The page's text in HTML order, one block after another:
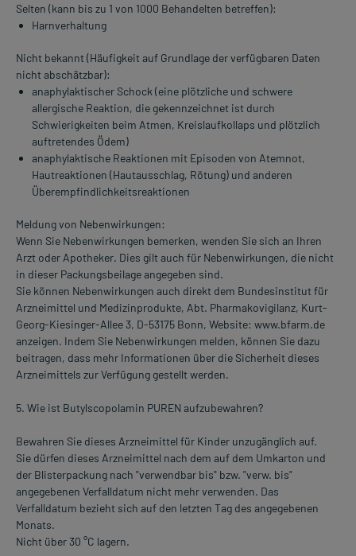
Selten (kann bis zu 1 von 1000 Behandelten betreffen):
Harnverhaltung
Nicht bekannt (Häufigkeit auf Grundlage der verfügbaren Daten
nicht abschätzbar):
anaphylaktischer Schock (eine plötzliche und schwere
allergische Reaktion, die gekennzeichnet ist durch
Schwierigkeiten beim Atmen, Kreislaufkollaps und plötzlich
auftretendes Ödem)
anaphylaktische Reaktionen mit Episoden von Atemnot,
Hautreaktionen (Hautausschlag, Rötung) und anderen
Überempfindlichkeitsreaktionen
Meldung von Nebenwirkungen:
Wenn Sie Nebenwirkungen bemerken, wenden Sie sich an Ihren
Arzt oder Apotheker. Dies gilt auch für Nebenwirkungen, die nicht
in dieser Packungsbeilage angegeben sind.
Sie können Nebenwirkungen auch direkt dem Bundesinstitut für
Arzneimittel und Medizinprodukte, Abt. Pharmakovigilanz, Kurt-
Georg-Kiesinger-Allee 3, D-53175 Bonn, Website: www.bfarm.de
anzeigen. Indem Sie Nebenwirkungen melden, können Sie dazu
beitragen, dass mehr Informationen über die Sicherheit dieses
Arzneimittels zur Verfügung gestellt werden.
5. Wie ist Butylscopolamin PUREN aufzubewahren?
Bewahren Sie dieses Arzneimittel für Kinder unzugänglich auf.
Sie dürfen dieses Arzneimittel nach dem auf dem Umkarton und
der Blisterpackung nach "verwendbar bis" bzw. "verw. bis"
angegebenen Verfalldatum nicht mehr verwenden. Das
Verfalldatum bezieht sich auf den letzten Tag des angegebenen
Monats.
Nicht über 30 °C lagern.